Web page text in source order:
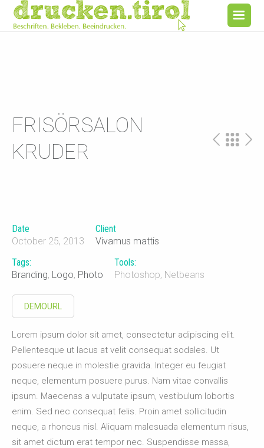
FRISÖRSALON
KRUDER
Date
October 25, 2013
Client
Vivamus mattis
Tags:
Branding, Logo, Photo
Tools:
Photoshop, Netbeans
DEMOURL
Lorem ipsum dolor sit amet, consectetur adipiscing elit.
Pellentesque ut lacus at velit consequat sodales. Ut
posuere neque in molestie gravida. Integer eu feugiat
neque, elementum posuere purus. Nam vitae convallis
ipsum. Maecenas a vulputate ipsum, vestibulum lobortis
enim. Sed nec consequat felis. Proin amet sollicitudin
neque, a rhoncus nisl. Aliquam malesuada elementum risus,
sit amet dictum erat tempor nec. Suspendisse massa,